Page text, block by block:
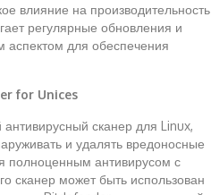
влияние на производительность
регулярные обновления и
аспектом для обеспечения
for Unices
сканер для Linux,
и удалять вредоносные
полноценным антивирусом с
сканер может быть использован